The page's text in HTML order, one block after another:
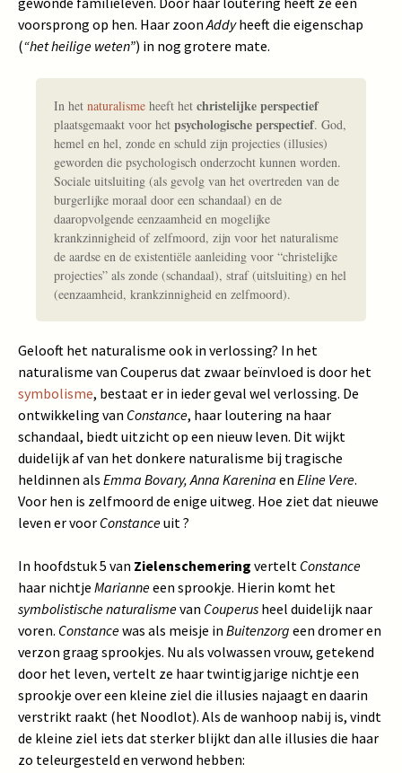
voorsprong op hen. Haar zoonAddyheeft die eigenschap
(“het heilige weten”) in nog grotere mate.
In het naturalisme heeft het christelijke perspectief
plaatsgemaakt voor het psychologische perspectief. God,
hemel en hel, zonde en schuld zijn projecties (illusies)
geworden die psychologisch onderzocht kunnen worden.
Sociale uitsluiting (als gevolg van het overtreden van de
burgerlijke moraal door een schandaal) en de
daaropvolgende eenzaamheid en mogelijke
krankzinnigheid of zelfmoord, zijn voor het naturalisme
de aardse en de existentiële aanleiding voor “christelijke
projecties” als zonde (schandaal), straf (uitsluiting) en hel
(eenzaamheid, krankzinnigheid en zelfmoord).
Gelooft het naturalisme ook in verlossing? In het
naturalisme van Couperus dat zwaar beïnvloed is door het
symbolisme, bestaat er in ieder geval wel verlossing. De
ontwikkeling van Constance, haar loutering na haar
schandaal, biedt uitzicht op een nieuw leven. Dit wijkt
duidelijk af van het donkere naturalisme bij tragische
heldinnen als Emma Bovary, Anna Karenina en Eline Vere.
Voor hen is zelfmoord de enige uitweg. Hoe ziet dat nieuwe
leven er voor Constanceuit ?
In hoofdstuk 5 van Zielenschemering vertelt Constance
haar nichtje Marianneeen sprookje. Hierin komt het
symbolistische naturalismevan Couperus heel duidelijk naar
voren. Constancewas als meisje in Buitenzorg een dromer en
verzon graag sprookjes. Nu als volwassen vrouw, getekend
door het leven, vertelt ze haar twintigjarige nichtje een
sprookje over een kleine ziel die illusies najaagt en daarin
verstrikt raakt (het Noodlot). Als de wanhoop nabij is, vindt
de kleine ziel iets dat sterker blijkt dan alle illusies die haar
zo teleurgesteld en verwond hebben: